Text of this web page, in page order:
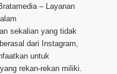
– Layanan
sekalian yang tidak
dari Instagram,
untuk
rekan-rekan miliki.